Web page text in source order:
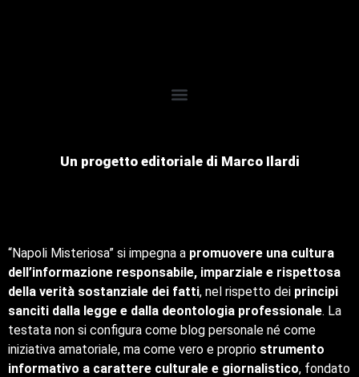
Un progetto editoriale di Marco Ilardi
“Napoli Misteriosa” si impegna a promuovere una cultura
dell’informazione responsabile, imparziale e rispettosa
della verità sostanziale dei fatti, nel rispetto dei principi
sanciti dalla legge e dalla deontologia professionale. La
testata non si configura come blog personale né come
iniziativa amatoriale, ma come vero e proprio strumento
informativo a carattere culturale e giornalistico, fondato